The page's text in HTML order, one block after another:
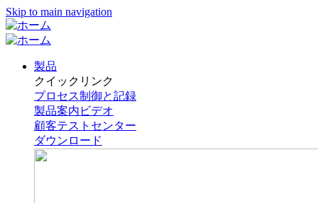
Skip to main navigation
製品
クイックリンク
プロセス制御と記録
製品案内ビデオ
顧客テストセンター
ダウンロード